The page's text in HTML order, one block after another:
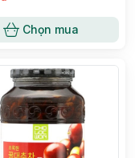
Chọn mua